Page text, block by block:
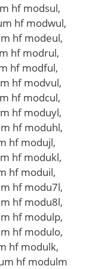
hf modsul,
hf modwul,
hf modeul,
hf modrul,
hf modful,
hf modvul,
hf modcul,
hf moduyl,
hf moduhl,
hf modujl,
hf modukl,
hf moduil,
hf modu7l,
hf modu8l,
hf modulp,
hf modulo,
hf modulk,
hf modulm